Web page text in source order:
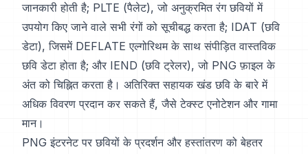
जानकारी होती है; PLTE (पैलेट), जो अनुक्रमित रंग छवियों में
उपयोग किए जाने वाले सभी रंगों को सूचीबद्ध करता है; IDAT (छवि
डेटा), जिसमें DEFLATE एल्गोरिथम के साथ संपीड़ित वास्तविक
छवि डेटा होता है; और IEND (छवि ट्रेलर), जो PNG फ़ाइल के
अंत को चिह्नित करता है। अतिरिक्त सहायक खंड छवि के बारे में
अधिक विवरण प्रदान कर सकते हैं, जैसे टेक्स्ट एनोटेशन और गामा
मान।
PNG इंटरनेट पर छवियों के प्रदर्शन और हस्तांतरण को बेहतर